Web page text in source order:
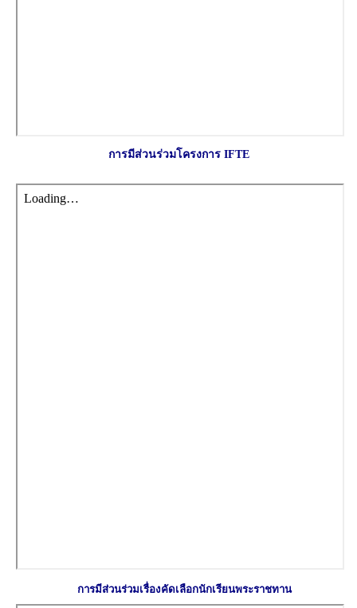
การมีส่วนร่วมโครงการ IFTE
การมีส่วนร่วมเรื่องคัดเลือกนักเรียนพระราชทาน